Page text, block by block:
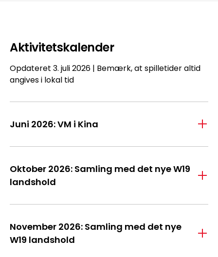
Aktivitetskalender
Opdateret 3. juli 2026 | Bemærk, at spilletider altid
angives i lokal tid
Juni 2026: VM i Kina
Oktober 2026: Samling med det nye W19
landshold
November 2026: Samling med det nye
W19 landshold